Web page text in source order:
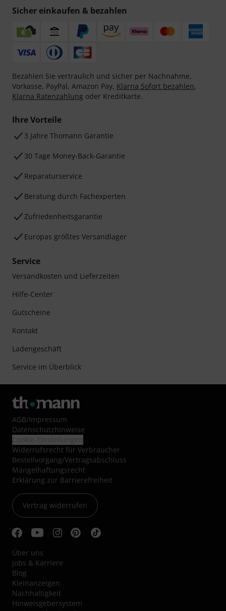
Sicher einkaufen & bezahlen
Bezahlen Sie vertraulich und sicher per Nachnahme,
Vorkasse, PayPal, Amazon Pay, Klarna Sofort bezahlen,
Klarna Ratenzahlung oder Kreditkarte.
Ihre Vorteile
3 Jahre Thomann Garantie
30 Tage Money-Back-Garantie
Reparaturservice
Beratung durch Fachexperten
Zufriedenheitsgarantie
Europas größtes Versandlager
Service
Versandkosten und Lieferzeiten
Hilfe-Center
Gutscheine
Kontakt
Ladengeschäft
Service im Überblick
AGB/Impressum
Datenschutzhinweise
Widerrufsrecht für Verbraucher
Bestellvorgang/Vertragsabschluss
Mängelhaftungsrecht
Erklärung zur Barrierefreiheit
Vertrag widerrufen
Über uns
Jobs & Karriere
Blog
Kleinanzeigen
Nachhaltigkeit
Hinweisgebersystem